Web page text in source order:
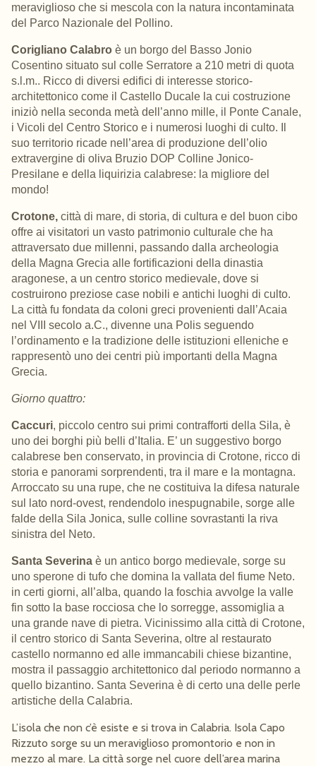
meraviglioso che si mescola con la natura incontaminata
del Parco Nazionale del Pollino.
Corigliano Calabro è un borgo del Basso Jonio
Cosentino situato sul colle Serratore a 210 metri di quota
s.l.m.. Ricco di diversi edifici di interesse storico-
architettonico come il Castello Ducale la cui costruzione
iniziò nella seconda metà dell’anno mille, il Ponte Canale,
i Vicoli del Centro Storico e i numerosi luoghi di culto. Il
suo territorio ricade nell’area di produzione dell’olio
extravergine di oliva Bruzio DOP Colline Jonico-
Presilane e della liquirizia calabrese: la migliore del
mondo!
Crotone, città di mare, di storia, di cultura e del buon cibo
offre ai visitatori un vasto patrimonio culturale che ha
attraversato due millenni, passando dalla archeologia
della Magna Grecia alle fortificazioni della dinastia
aragonese, a un centro storico medievale, dove si
costruirono preziose case nobili e antichi luoghi di culto.
La città fu fondata da coloni greci provenienti dall’Acaia
nel VIII secolo a.C., divenne una Polis seguendo
l’ordinamento e la tradizione delle istituzioni elleniche e
rappresentò uno dei centri più importanti della Magna
Grecia.
Giorno quattro:
Caccuri, piccolo centro sui primi contrafforti della Sila, è
uno dei borghi più belli d’Italia. E’ un suggestivo borgo
calabrese ben conservato, in provincia di Crotone, ricco di
storia e panorami sorprendenti, tra il mare e la montagna.
Arroccato su una rupe, che ne costituiva la difesa naturale
sul lato nord-ovest, rendendolo inespugnabile, sorge alle
falde della Sila Jonica, sulle colline sovrastanti la riva
sinistra del Neto.
Santa Severina è un antico borgo medievale, sorge su
uno sperone di tufo che domina la vallata del fiume Neto.
in certi giorni, all’alba, quando la foschia avvolge la valle
fin sotto la base rocciosa che lo sorregge, assomiglia a
una grande nave di pietra. Vicinissimo alla città di Crotone,
il centro storico di Santa Severina, oltre al restaurato
castello normanno ed alle immancabili chiese bizantine,
mostra il passaggio architettonico dal periodo normanno a
quello bizantino. Santa Severina è di certo una delle perle
artistiche della Calabria.
L’isola che non c’è esiste e si trova in Calabria. Isola Capo
Rizzuto sorge su un meraviglioso promontorio e non in
mezzo al mare. La città sorge nel cuore dell’area marina